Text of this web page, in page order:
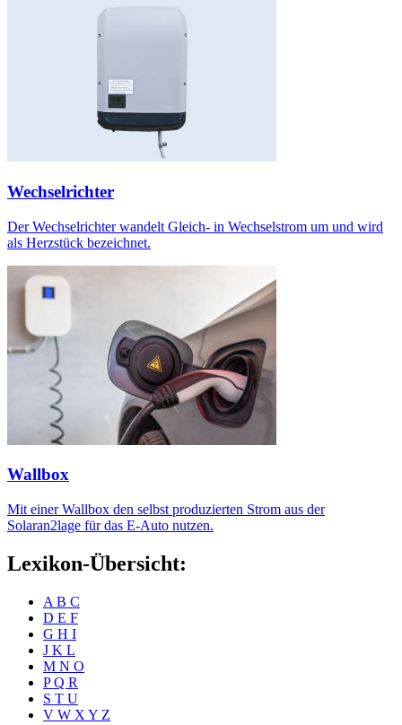
Wechselrichter
Der Wechselrichter wandelt Gleich- in Wechselstrom um und wird
als Herzstück bezeichnet.
Wallbox
Mit einer Wallbox den selbst produzierten Strom aus der
Solaran2lage für das E-Auto nutzen.
Lexikon-Übersicht:
A B C
D E F
G H I
J K L
M N O
P Q R
S T U
V W X Y Z